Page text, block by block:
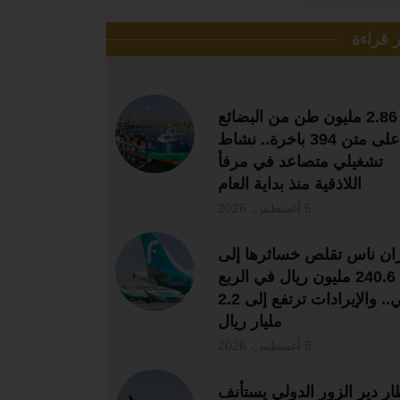
قراءة
2.86 مليون طن من البضائع
على متن 394 باخرة.. نشاط
تشغيلي متصاعد في مرفأ
اللاذقية منذ بداية العام
ناس تقلص خسائرها إلى
240.6 مليون ريال في الربع
الثاني.. والإيرادات ترتفع إلى 2.2
مليار ريال
دير الزور الدولي يستأنف